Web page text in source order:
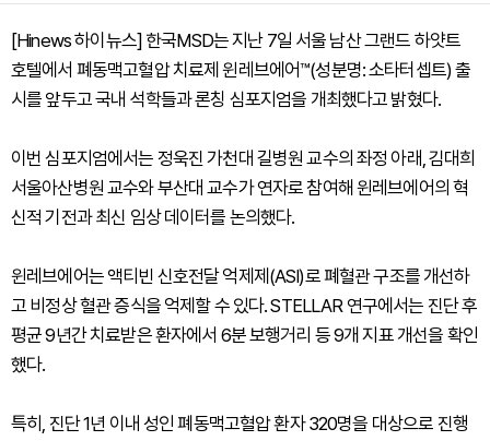
[Hinews 하이뉴스] 한국MSD는 지난 7일 서울 남산 그랜드 하얏트
호텔에서 폐동맥고혈압 치료제 윈레브에어™(성분명: 소타터셉트) 출
시를 앞두고 국내 석학들과 론칭 심포지엄을 개최했다고 밝혔다.
이번 심포지엄에서는 정욱진 가천대 길병원 교수의 좌정 아래, 김대희
서울아산병원 교수와 부산대 교수가 연자로 참여해 윈레브에어의 혁
신적 기전과 최신 임상 데이터를 논의했다.
윈레브에어는 액티빈 신호전달 억제제(ASI)로 폐혈관 구조를 개선하
고 비정상 혈관 증식을 억제할 수 있다. STELLAR 연구에서는 진단 후
평균 9년간 치료받은 환자에서 6분 보행거리 등 9개 지표 개선을 확인
했다.
특히, 진단 1년 이내 성인 폐동맥고혈압 환자 320명을 대상으로 진행